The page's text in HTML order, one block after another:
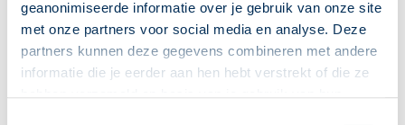
geanonimiseerde informatie over je gebruik van onze site
met onze partners voor social media en analyse. Deze
partners kunnen deze gegevens combineren met andere
informatie die je eerder aan hen hebt verstrekt of die ze
hebben verzameld op basis van je gebruik van hun
Deze Service Apotheek staat nu ingesteld als jouw
Venlo
Vianen
Vinkeveen